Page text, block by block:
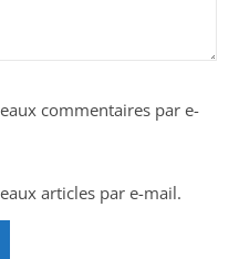
commentaires par e-
articles par e-mail.